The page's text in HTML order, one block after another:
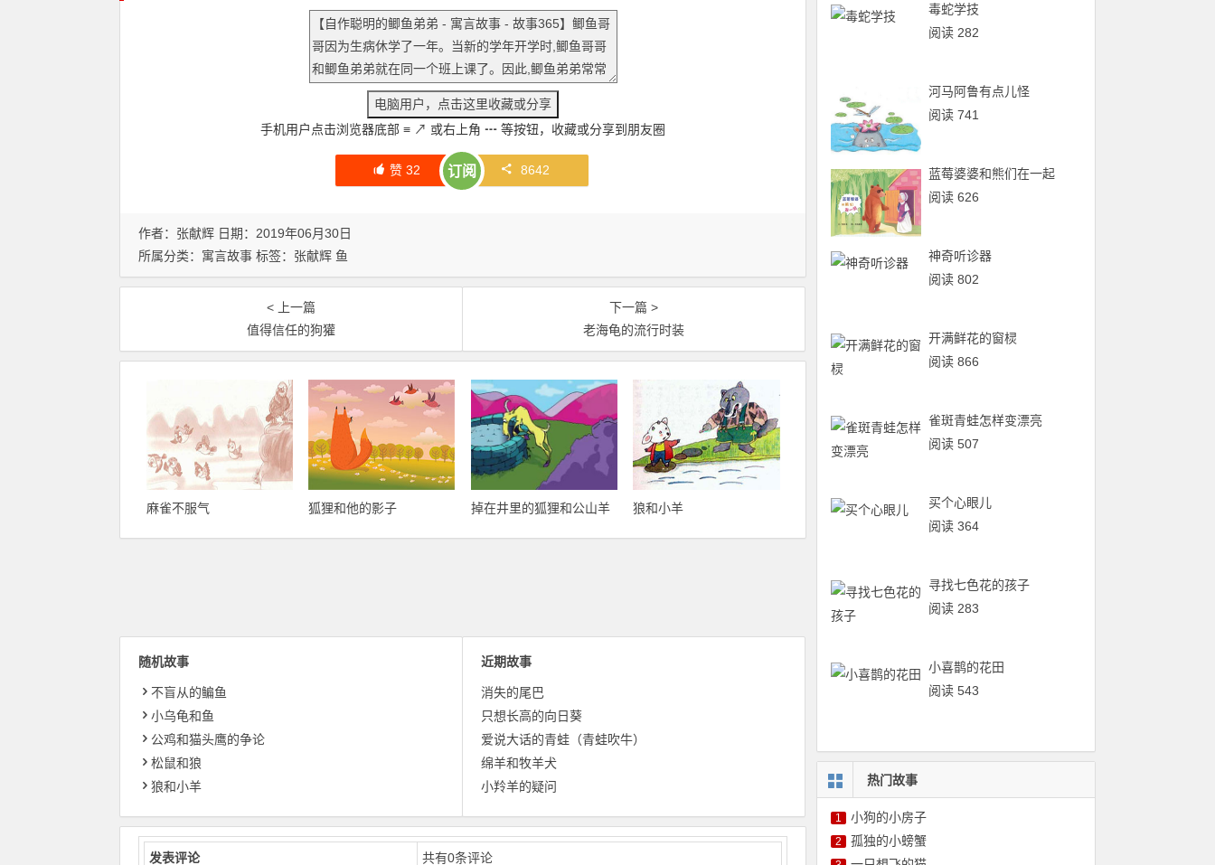
手机用户点击浏览器底部 ≡ ↗ 或右上角 ┅等按钮，收藏或分享到朋友圈
赞 32 订阅 8642
作者：张献辉 日期：2019年06月30日
所属分类： 寓言故事 标签： 张献辉 鱼
< 上一篇
值得信任的狗獾
下一篇 >
老海龟的流行时装
麻雀不服气 狐狸和他的影子 掉在井里的狐狸和公山羊 狼和小羊
随机故事
不盲从的鳊鱼
小乌龟和鱼
公鸡和猫头鹰的争论
松鼠和狼
狼和小羊
近期故事
消失的尾巴
只想长高的向日葵
爱说大话的青蛙（青蛙吹牛）
绵羊和牧羊犬
小羚羊的疑问
发表评论 共有0条评论
毒蛇学技
阅读 282
河马阿鲁有点儿怪
阅读 741
蓝莓婆婆和熊们在一起
阅读 626
神奇听诊器
阅读 802
开满鲜花的窗棂
阅读 866
雀斑青蛙怎样变漂亮
阅读 507
买个心眼儿
阅读 364
寻找七色花的孩子
阅读 283
小喜鹊的花田
阅读 543
热门故事
1 小狗的小房子
2 孤独的小螃蟹